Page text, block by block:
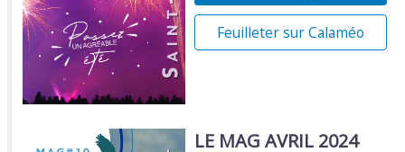
Feuilleter sur Calaméo
LE MAG AVRIL 2024